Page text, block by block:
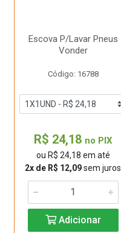
Escova P/Lavar Pneus
Vonder
Código: 16788
R$ 24,18 no PIX
ou R$ 24,18 em até
2x de R$ 12,09sem juros
Adicionar